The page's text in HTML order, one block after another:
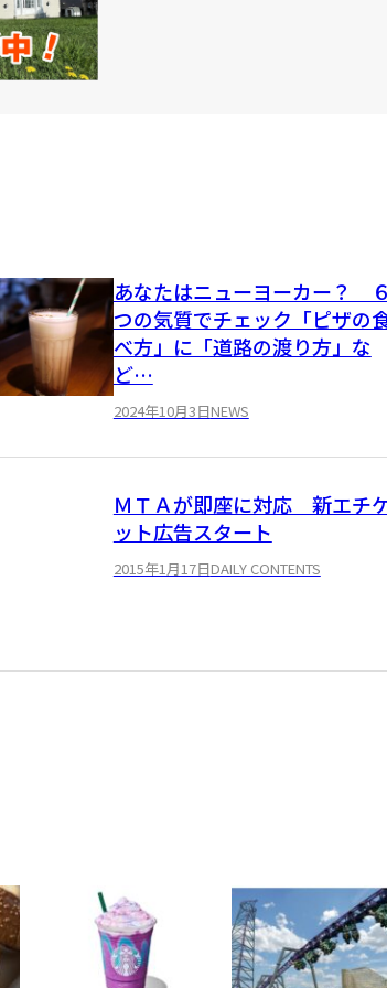
あなたはニューヨーカー？
つの気質でチェック「ピザの
べ方」に「道路の渡り方」な
ど…
2024年10月3日NEWS
ＭＴＡが即座に対応 新エチ
ット広告スタート
2015年1月17日DAILY CONTENTS